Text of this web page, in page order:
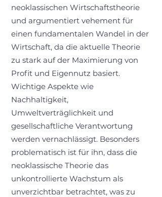
neoklassischen Wirtschaftstheorie
und argumentiert vehement für
einen fundamentalen Wandel in der
Wirtschaft, da die aktuelle Theorie
zu stark auf der Maximierung von
Profit und Eigennutz basiert.
Wichtige Aspekte wie
Nachhaltigkeit,
Umweltverträglichkeit und
gesellschaftliche Verantwortung
werden vernachlässigt. Besonders
problematisch ist für ihn, dass die
neoklassische Theorie das
unkontrollierte Wachstum als
unverzichtbar betrachtet, was zu